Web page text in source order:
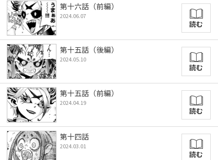
第十六話（前編）
2024.06.07
読む
第十五話（後編）
2024.05.10
読む
第十五話（前編）
2024.04.19
読む
第十四話
2024.03.01
読む